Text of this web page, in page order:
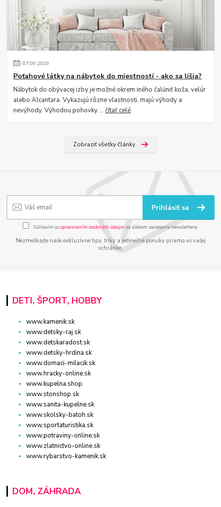
07.09.2019
Poťahové látky na nábytok do miestností - ako sa líšia?
Nábytok do obývacej izby je možné okrem iného čalúniť koža, velúr
alebo Alcantara. Vykazujú rôzne vlastnosti, majú výhody a
nevýhody. Výhodou pohovky ...čítať celé
Zobraziť všetky články
Prihlásiť sa
Súhlasím sospracovaním osobných údajov za účelom zasielania newslettera.
Nezmeškajte naše exkluzívne tipy, triky a jedinečné ponuky priamo vo vašej
schránke.
DETI, ŠPORT, HOBBY
www.kamenik.sk
www.detsky-raj.sk
www.detskaradost.sk
www.detsky-hrdina.sk
www.domaci-milacik.sk
www.hracky-online.sk
www.kupelna.shop
www.stonshop.sk
www.sanita-kupelne.sk
www.skolsky-batoh.sk
www.sportaturistika.sk
www.potraviny-online.sk
www.zlatnictvo-online.sk
www.rybarstvo-kamenik.sk
DOM, ZÁHRADA